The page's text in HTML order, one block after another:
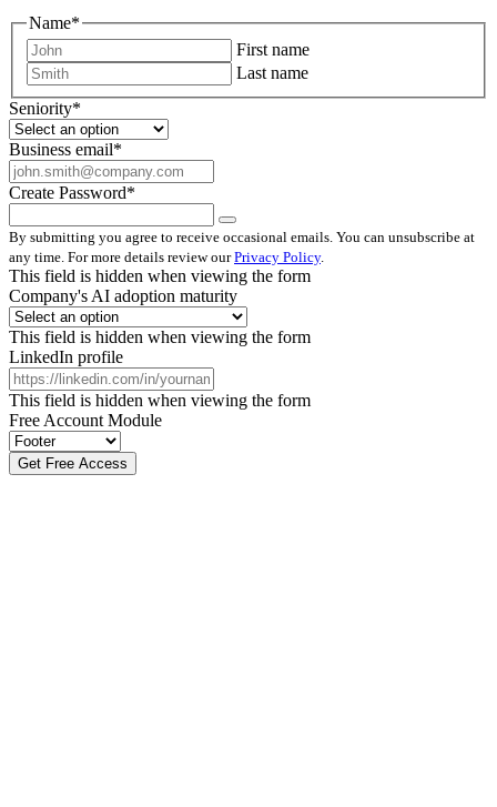
Name*
First name
Last name
Seniority*
Business email*
Create Password*
By submitting you agree to receive occasional emails. You can unsubscribe at
any time. For more details review ourPrivacy Policy.
This field is hidden when viewing the form
Company's AI adoption maturity
This field is hidden when viewing the form
LinkedIn profile
This field is hidden when viewing the form
Free Account Module